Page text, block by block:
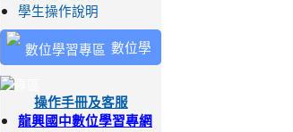
學生操作說明
數位學
習專區
操作手冊及客服
龍興國中數位學習專網